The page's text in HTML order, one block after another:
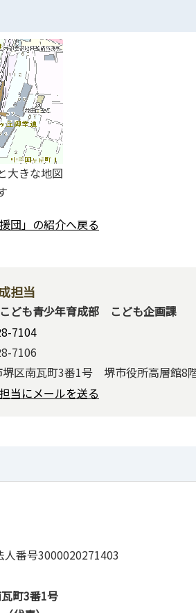
大きな地図
団」の紹介へ戻る
担当
ども青少年育成部 こども企画課
7104
7106
区南瓦町3番1号 堺市役所高層館8
当にメールを送る
人番号3000020271403
町3番1号